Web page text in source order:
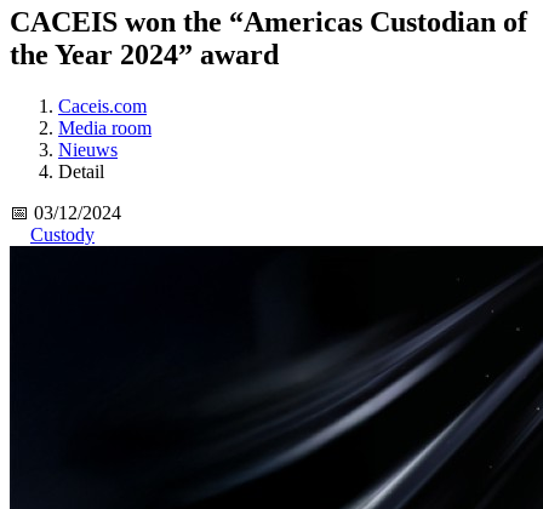
CACEIS won the “Americas Custodian of
the Year 2024” award
Caceis.com
Media room
Nieuws
Detail
📅 03/12/2024
Custody